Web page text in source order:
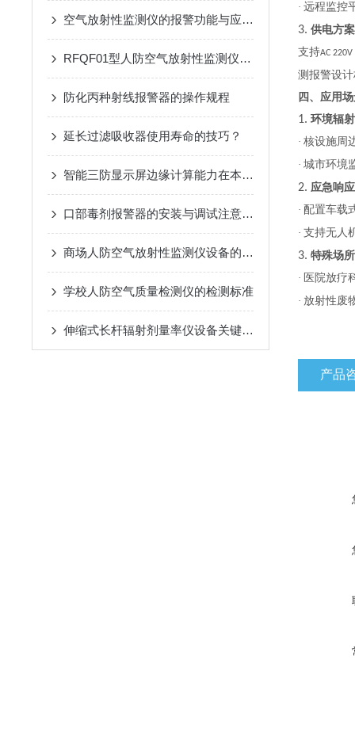
空气放射性监测仪的报警功能与应急响应措施说明
RFQF01型人防空气放射性监测仪的工作原理与技术分析
防化丙种射线报警器的操作规程
延长过滤吸收器使用寿命的技巧？
智能三防显示屏边缘计算能力在本地数据可视化与预警分析中的应用
口部毒剂报警器的安装与调试注意事项
商场人防空气放射性监测仪设备的安全操作规程
学校人防空气质量检测仪的检测标准
伸缩式长杆辐射剂量率仪设备关键技术与应用
· 远程监控
3. 供电方案
支持AC 220V
测报警设
四、应用
1. 环境辐
· 核设施周
· 城市环境
2. 应急响
· 配置车载
· 支持无人
3. 特殊场
· 医院放疗
· 放射性废
产品